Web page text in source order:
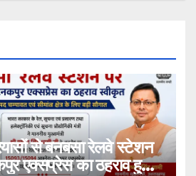
से बनबसा रेलवे स्टेशन
एक्सप्रेस का ठहराव हुआ